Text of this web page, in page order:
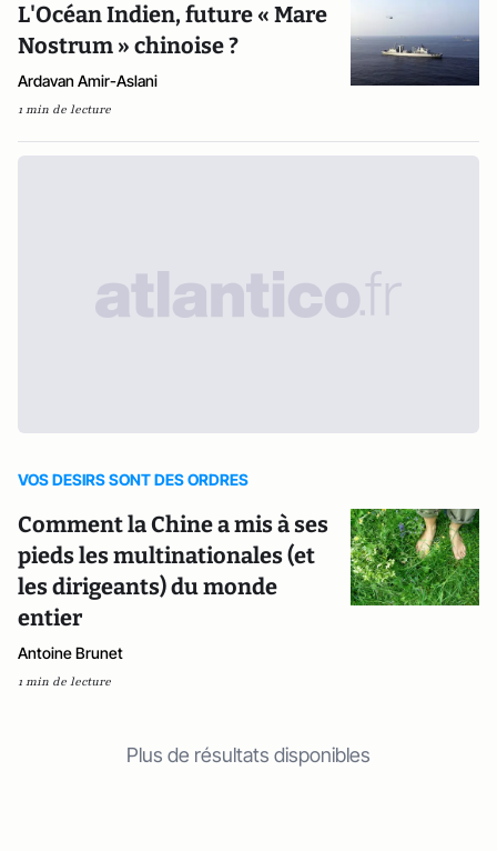
L'Océan Indien, future « Mare
Nostrum » chinoise ?
Ardavan Amir-Aslani
1 min de lecture
VOS DESIRS SONT DES ORDRES
Comment la Chine a mis à ses
pieds les multinationales (et
les dirigeants) du monde
entier
Antoine Brunet
1 min de lecture
Plus de résultats disponibles